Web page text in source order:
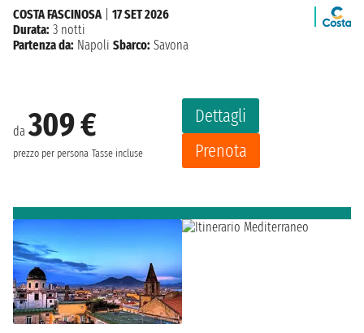
da309 €
prezzo per persona Tasse incluse
Dettagli
Prenota
COSTA FASCINOSA
17 SET 2026
Durata: 3 notti
Partenza da: Napoli Sbarco: Savona